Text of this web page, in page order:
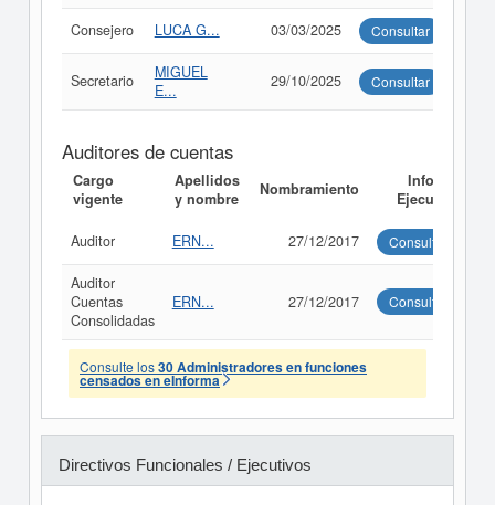
Consejero LUCA G... 03/03/2025 Consultar
Secretario
MIGUEL
E...
29/10/2025 Consultar
Auditores de cuentas
Cargo
vigente
Apellidos
y nombre
Nombramiento
Informe
Ejecutivo
Auditor ERN... 27/12/2017 Consultar
Auditor
Cuentas
Consolidadas
ERN... 27/12/2017 Consultar
Consulte los30 Administradores en funciones
censados en eInforma
Directivos Funcionales / Ejecutivos